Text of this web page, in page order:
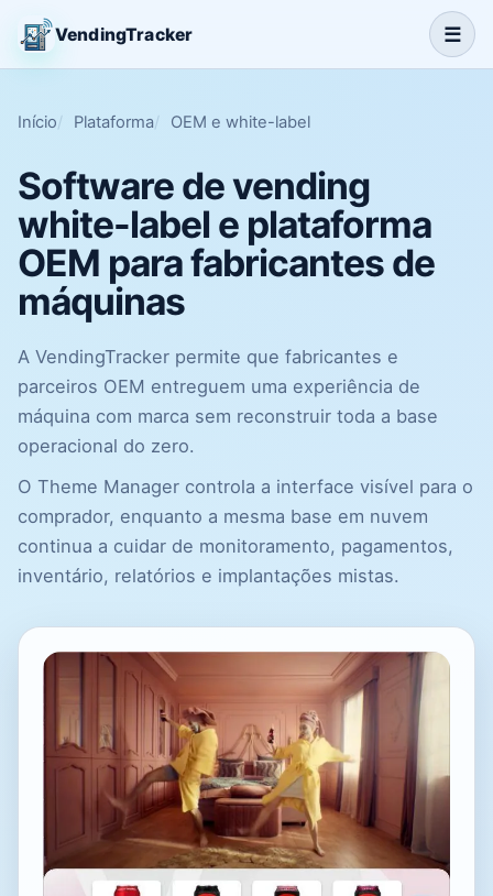
VendingTracker ☰
Início Plataforma OEM e white-label
Software de vending
white-label e plataforma
OEM para fabricantes de
máquinas
A VendingTracker permite que fabricantes e
parceiros OEM entreguem uma experiência de
máquina com marca sem reconstruir toda a base
operacional do zero.
O Theme Manager controla a interface visível para o
comprador, enquanto a mesma base em nuvem
continua a cuidar de monitoramento, pagamentos,
inventário, relatórios e implantações mistas.